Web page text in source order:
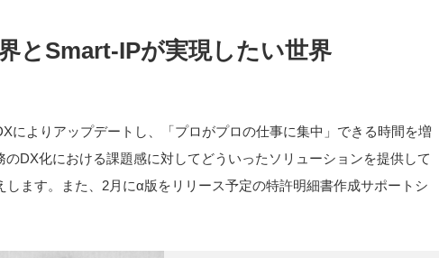
とSmart-IPが実現したい世界
によりアップデートし、「プロがプロの仕事に集中」できる時間を増
DX化における課題感に対してどういったソリューションを提供して
ます。また、2月にα版をリリース予定の特許明細書作成サポートシ